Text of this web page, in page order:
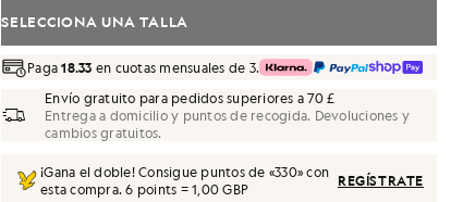
SELECCIONA UNA TALLA
Paga18.33 en cuotas mensuales de 3.
Envío gratuito para pedidos superiores a 70 £
Entrega a domicilio y puntos de recogida. Devoluciones y
cambios gratuitos.
¡Gana el doble! Consigue puntos de «330» con
esta compra.6 points = 1,00 GBP REGÍSTRATE